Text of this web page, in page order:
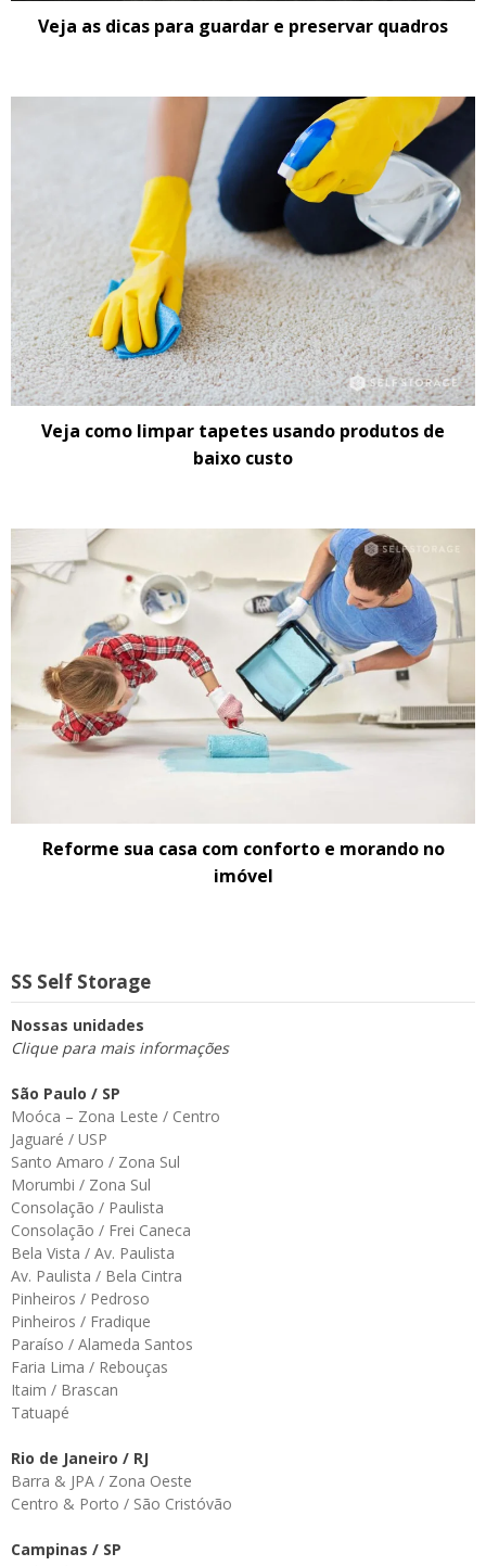
Veja as dicas para guardar e preservar quadros
Veja como limpar tapetes usando produtos de
baixo custo
Reforme sua casa com conforto e morando no
imóvel
SS Self Storage
Nossas unidades
Clique para mais informações
São Paulo / SP
Moóca – Zona Leste / Centro
Jaguaré / USP
Santo Amaro / Zona Sul
Morumbi / Zona Sul
Consolação / Paulista
Consolação / Frei Caneca
Bela Vista / Av. Paulista
Av. Paulista / Bela Cintra
Pinheiros / Pedroso
Pinheiros / Fradique
Paraíso / Alameda Santos
Faria Lima / Rebouças
Itaim / Brascan
Tatuapé
Rio de Janeiro / RJ
Barra & JPA / Zona Oeste
Centro & Porto / São Cristóvão
Campinas / SP